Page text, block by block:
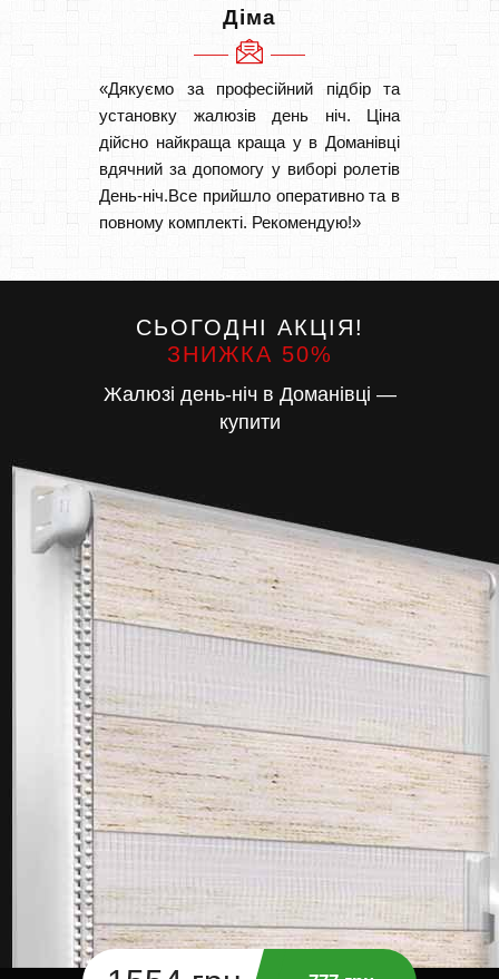
Діма
«Дякуємо за професійний підбір та
установку жалюзів день ніч. Ціна
дійсно найкраща краща у в Доманівці
вдячний за допомогу у виборі ролетів
День-ніч.Все прийшло оперативно та в
повному комплекті. Рекомендую!»
СЬОГОДНІ АКЦІЯ!
ЗНИЖКА 50%
Жалюзі день-ніч в Доманівці —
купити